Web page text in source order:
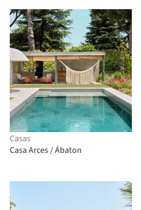
Casas
Casa Arces / Ábaton